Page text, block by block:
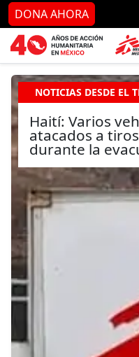
Ir al contenido principal
DONA AHORA
NOTICIAS DESDE EL
Haití: Varios
atacados a
durante la